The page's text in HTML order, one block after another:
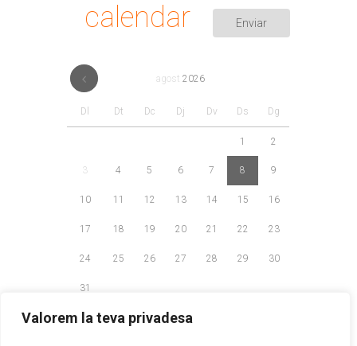
Valorem la teva privadesa
calendar
agost 2026
Dl Dt Dc Dj Dv Ds Dg
1 2
3 4 5 6 7 8 9
10 11 12 13 14 15 16
17 18 19 20 21 22 23
24 25 26 27 28 29 30
31